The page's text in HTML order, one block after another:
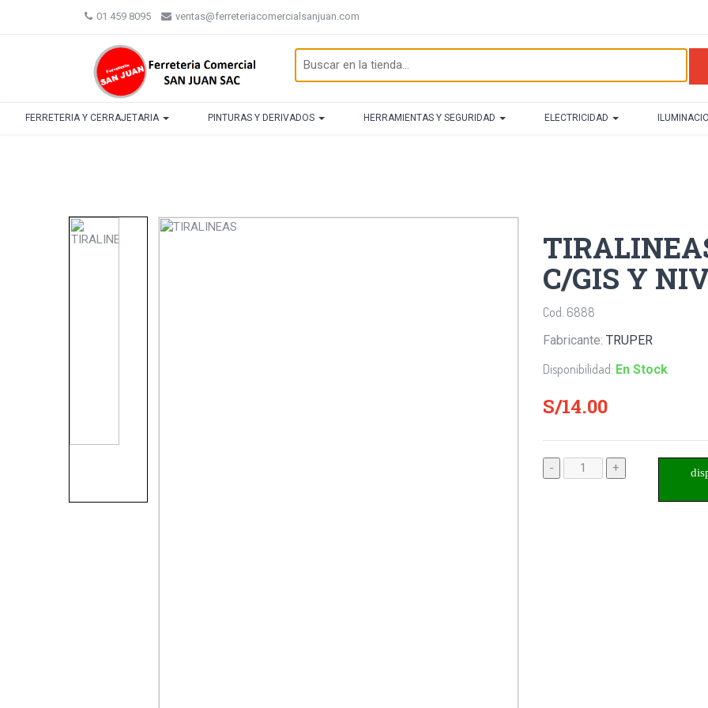
01 459 8095 ventas@ferreteriacomercialsanjuan.com
FERRETERIA Y CERRAJETARIA PINTURAS Y DERIVADOS HERRAMIENTAS Y SEGURIDAD ELECTRICIDAD
C/GIS Y
Cod. 6888
Fabricante: TRUPER
Disponibilidad: En Stock
S/14.00
- +